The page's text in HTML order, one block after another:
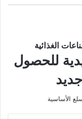
الغذائية
للحصول
الأساسية